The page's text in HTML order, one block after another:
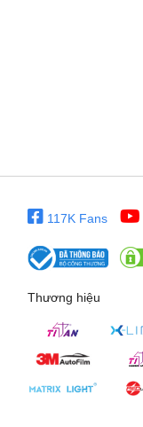
117K Fans
Thương hiệu